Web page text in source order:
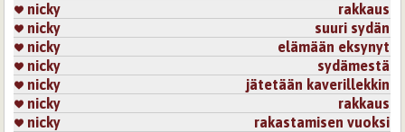
nicky
rakkaus
nicky
suuri sydän
nicky
elämään eksynyt
nicky
sydämestä
nicky
jätetään kaverillekkin
nicky
rakkaus
nicky
rakastamisen vuoksi